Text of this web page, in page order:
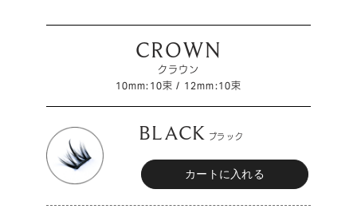
CROWN
クラウン
10mm:10束 / 12mm:10束
BLACK ブラック